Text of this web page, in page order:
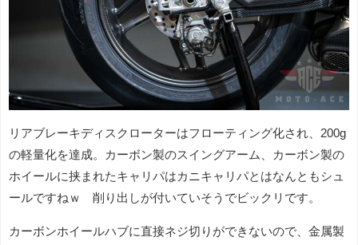
リアブレーキディスクローターはフローティング化され、200g
の軽量化を達成。カーボン製のスイングアーム、カーボン製の
ホイールに挟まれたキャリパはカニキャリパとはなんともシュ
ールですねｗ 削り出しが付いていそうでビックリです。
カーボンホイールハブに直接ネジ切りができないので、金属製